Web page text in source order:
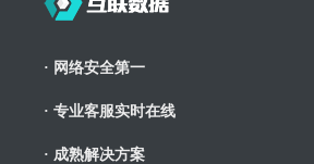
· 网络安全第一
· 专业客服实时在线
· 成熟解决方案